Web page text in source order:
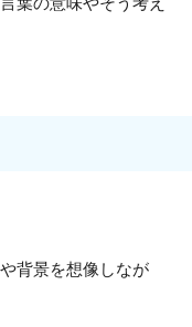
背景を想像しなが